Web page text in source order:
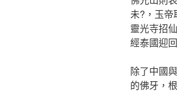
未?，玉帝
靈光寺招
經泰國迎
除了中國
的佛牙，